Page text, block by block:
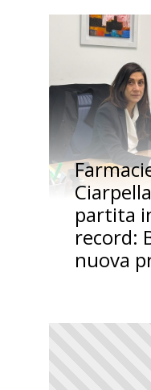
partita
record:
nuova